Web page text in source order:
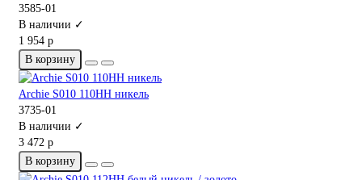
3585-01
В наличии ✓
1 954 р
В корзину
Archie S010 110HH никель
3735-01
В наличии ✓
3 472 р
В корзину